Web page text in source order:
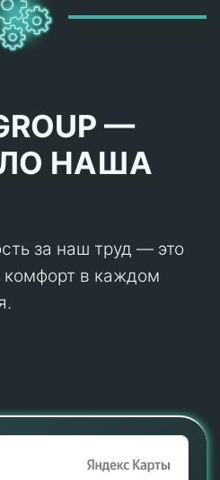
—
НАША
за наш труд — это
комфорт в каждом